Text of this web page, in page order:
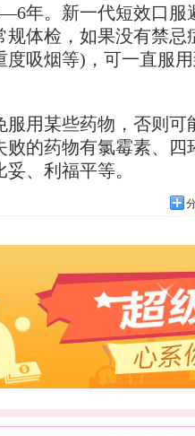
年。新一代短效口服
规体检，如果没有禁忌
度吸烟等)，可一直服
用某些药物，否则可
败的药物有氯霉素、四
、利福平等。